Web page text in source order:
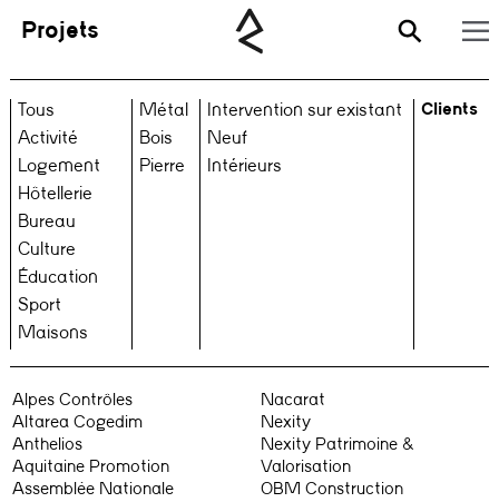
Projets
Tous
Activité
Logement
Hôtellerie
Bureau
Culture
Éducation
Sport
Maisons
Métal
Bois
Pierre
Intervention sur existant
Neuf
Intérieurs
Clients
Alpes Contrôles
Altarea Cogedim
Anthelios
Aquitaine Promotion
Assemblée Nationale
Nacarat
Nexity
Nexity Patrimoine &
Valorisation
OBM Construction